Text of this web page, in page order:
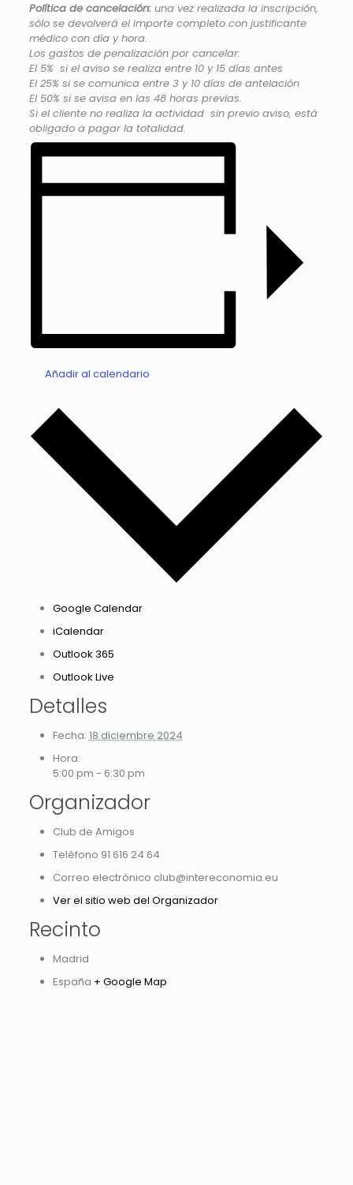
Política de cancelación: una vez realizada la inscripción,
sólo se devolverá el importe completo con justificante
médico con día y hora.
Los gastos de penalización por cancelar:
El 5% si el aviso se realiza entre 10 y 15 días antes
El 25% si se comunica entre 3 y 10 días de antelación
El 50% si se avisa en las 48 horas previas.
Si el cliente no realiza la actividad sin previo aviso, está
obligado a pagar la totalidad.
Añadir al calendario
Google Calendar
iCalendar
Outlook 365
Outlook Live
Detalles
Fecha: 18 diciembre 2024
Hora:
5:00 pm - 6:30 pm
Organizador
Club de Amigos
Teléfono 91 616 24 64
Correo electrónico club@intereconomia.eu
Ver el sitio web del Organizador
Recinto
Madrid
España + Google Map